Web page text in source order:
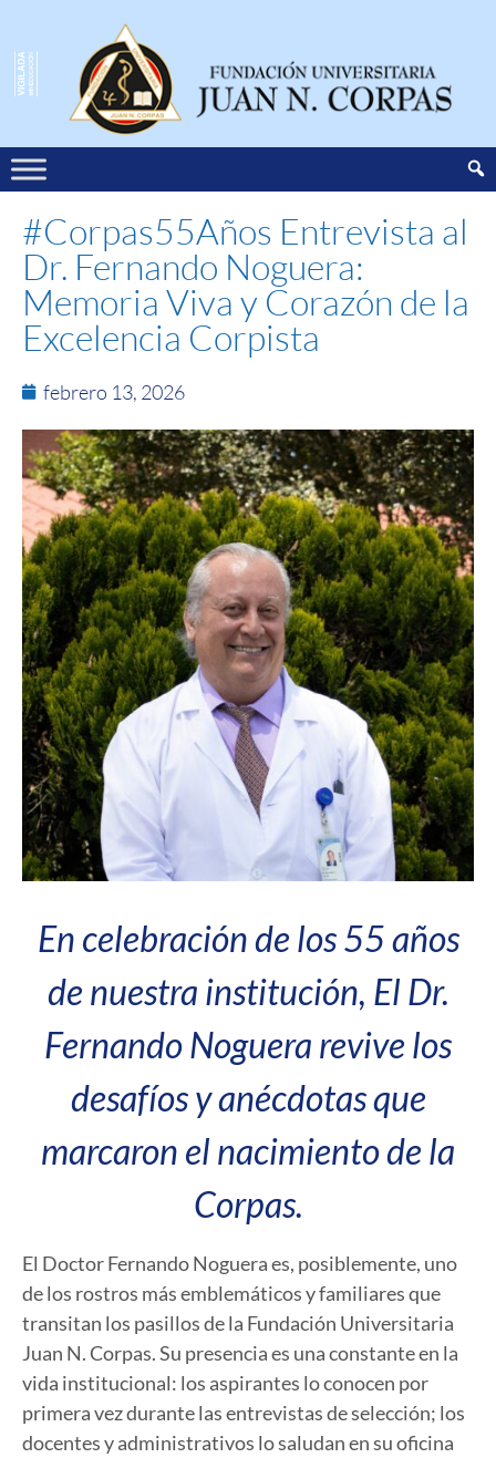
#Corpas55Años Entrevista al
Dr. Fernando Noguera:
Memoria Viva y Corazón de la
Excelencia Corpista
febrero 13, 2026
En celebración de los 55 años
de nuestra institución, El Dr.
Fernando Noguera revive los
desafíos y anécdotas que
marcaron el nacimiento de la
Corpas.
El Doctor Fernando Noguera es, posiblemente, uno
de los rostros más emblemáticos y familiares que
transitan los pasillos de la Fundación Universitaria
Juan N. Corpas. Su presencia es una constante en la
vida institucional: los aspirantes lo conocen por
primera vez durante las entrevistas de selección; los
docentes y administrativos lo saludan en su oficina